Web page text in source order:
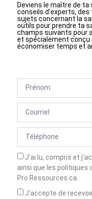
Deviens le maître de
conseils d'experts,
sujets concernant la
outils pour prendre ta
champs suivants pour
et spécialement conçu
économiser temps et
J'ai lu, compris et
ainsi que les politiques
Pro Ressources.ca.
J'accepte de